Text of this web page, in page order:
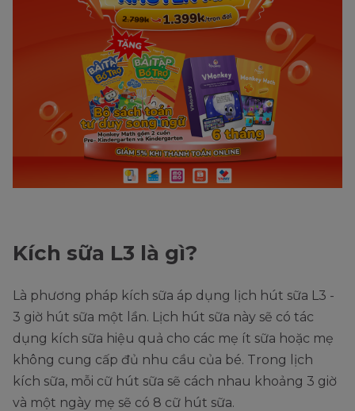
Kích sữa L3 là gì?
Là phương pháp kích sữa áp dụng lịch hút sữa L3 -
3 giờ hút sữa một lần. Lịch hút sữa này sẽ có tác
dụng kích sữa hiệu quả cho các mẹ ít sữa hoặc mẹ
không cung cấp đủ nhu cầu của bé. Trong lịch
kích sữa, mỗi cữ hút sữa sẽ cách nhau khoảng 3 giờ
và một ngày mẹ sẽ có 8 cữ hút sữa.